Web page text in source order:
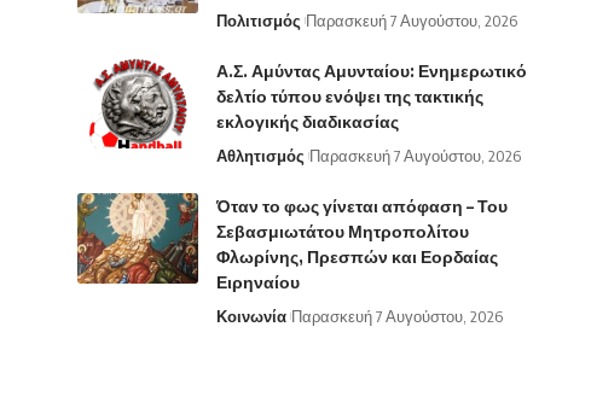
Πολιτισμός Παρασκευή 7 Αυγούστου, 2026
Α.Σ. Αμύντας Αμυνταίου: Ενημερωτικό
δελτίο τύπου ενόψει της τακτικής
εκλογικής διαδικασίας
Αθλητισμός Παρασκευή 7 Αυγούστου, 2026
Όταν το φως γίνεται απόφαση – Του
Σεβασμιωτάτου Μητροπολίτου
Φλωρίνης, Πρεσπών και Εορδαίας
Ειρηναίου
Κοινωνία Παρασκευή 7 Αυγούστου, 2026